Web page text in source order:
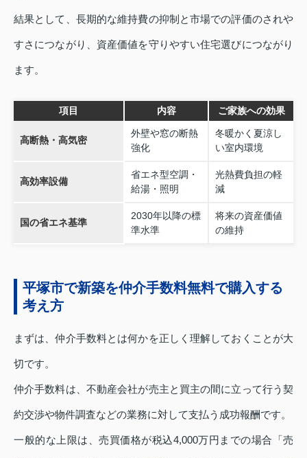
結果として、長期的な維持費の抑制と市場での評価のされや
すさにつながり、資産価値を守りやすい住宅選びにつながり
ます。
項目 内容 ご家族への効果
高断熱・高気密
外壁や窓の断熱
強化
冬暖かく夏涼し
い室内環境
高効率設備
省エネ型空調・
給湯・照明
光熱費負担の軽
減
国の省エネ基準
2030年以降の標
準水準
将来の資産価値
の維持
平塚市で新築を仲介手数料無料で購入する
考え方
まずは、仲介手数料とは何かを正しく理解しておくことが大
切です。
仲介手数料は、不動産会社が売主と買主の間に立って行う契
約交渉や物件調査などの業務に対して支払う成功報酬です。
一般的な上限は、売買価格が税込4,000万円までの場合「売